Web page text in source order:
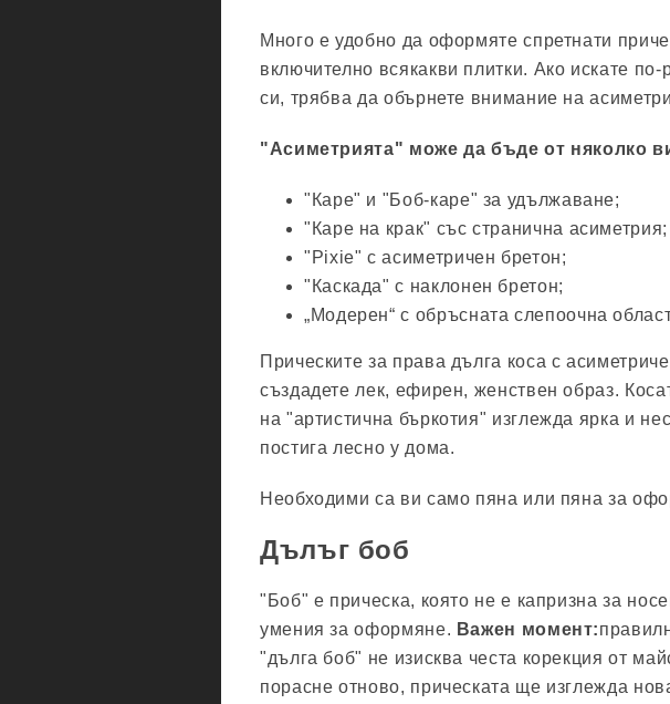
Много е удобно да оформяте спретнати
включително всякакви плитки. Ако искате
си, трябва да обърнете внимание на
"Асиметрията" може да бъде от няколко
"Каре" и "Боб-каре" за удължаване;
"Каре на крак" със странична асиметрия;
"Pixie" с асиметричен бретон;
"Каскада" с наклонен бретон;
„Модерен“ с обръсната слепоочна
Прическите за права дълга коса с
създадете лек, ефирен, женствен образ.
на "артистична бъркотия" изглежда ярка и
постига лесно у дома.
Необходими са ви само пяна или пяна за
Дълъг боб
"Боб" е прическа, която не е капризна за
умения за оформяне. Важен момент:
"дълга боб" не изисква честа корекция от
порасне отново, прическата ще изглежда